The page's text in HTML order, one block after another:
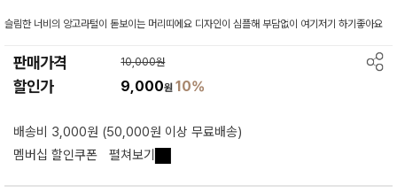
슬림한 너비의 앙고라털이 돋보이는 머리띠에요 디자인이 심플해 부담없이 여기저기 하기좋아요
판매가격 10,000원
할인가 9,000원10%
배송비 3,000원 (50,000원 이상 무료배송)
멤버십 할인쿠폰
펼쳐보기